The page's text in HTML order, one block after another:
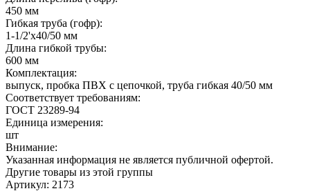
450 мм
Гибкая труба (гофр):
1-1/2'х40/50 мм
Длина гибкой трубы:
600 мм
Комплектация:
выпуск, пробка ПВХ с цепочкой, труба гибкая 40/50 мм
Соответствует требованиям:
ГОСТ 23289-94
Единица измерения:
шт
Внимание:
Указанная информация не является публичной офертой.
Другие товары из этой группы
Артикул: 2173